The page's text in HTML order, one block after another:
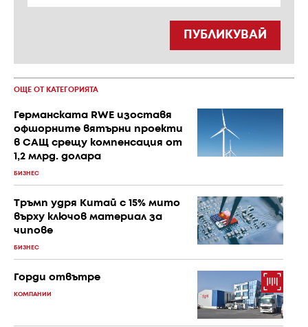
ПУБЛИКУВАЙ
ОЩЕ ОТ КАТЕГОРИЯТА
Германската RWE изоставя
офшорните вятърни проекти
в САЩ срещу компенсация от
1,2 млрд. долара
БИЗНЕС
Тръмп удря Китай с 15% мито
върху ключов материал за
чипове
БИЗНЕС
Горди отвътре
КОМПАНИИ